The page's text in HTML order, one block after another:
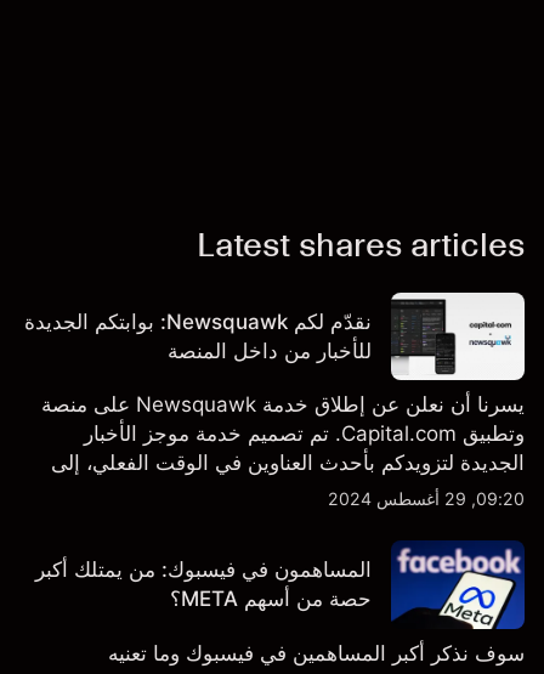
Latest shares articles
نقدّم لكم Newsquawk: بوابتكم الجديدة
للأخبار من داخل المنصة
يسرنا أن نعلن عن إطلاق خدمة Newsquawk على منصة
وتطبيق Capital.com. تم تصميم خدمة موجز الأخبار
الجديدة لتزويدكم بأحدث العناوين في الوقت الفعلي، إلى
جانب قصص إخبارية مخصصة وتقارير تحليلية متعمقة - وكل
بالضبط.
09:20, 29 أغسطس 2024
المساهمون في فيسبوك: من يمتلك أكبر
حصة من أسهم META؟
سوف نذكر أكبر المساهمين في فيسبوك وما تعنيه